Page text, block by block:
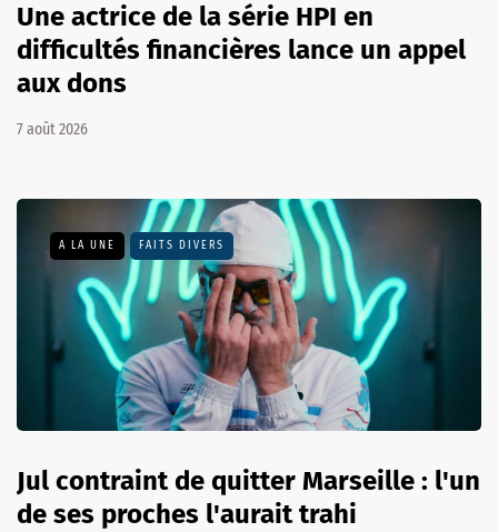
Une actrice de la série HPI en
difficultés financières lance un appel
aux dons
7 août 2026
A LA UNE FAITS DIVERS
Jul contraint de quitter Marseille : l'un
de ses proches l'aurait trahi